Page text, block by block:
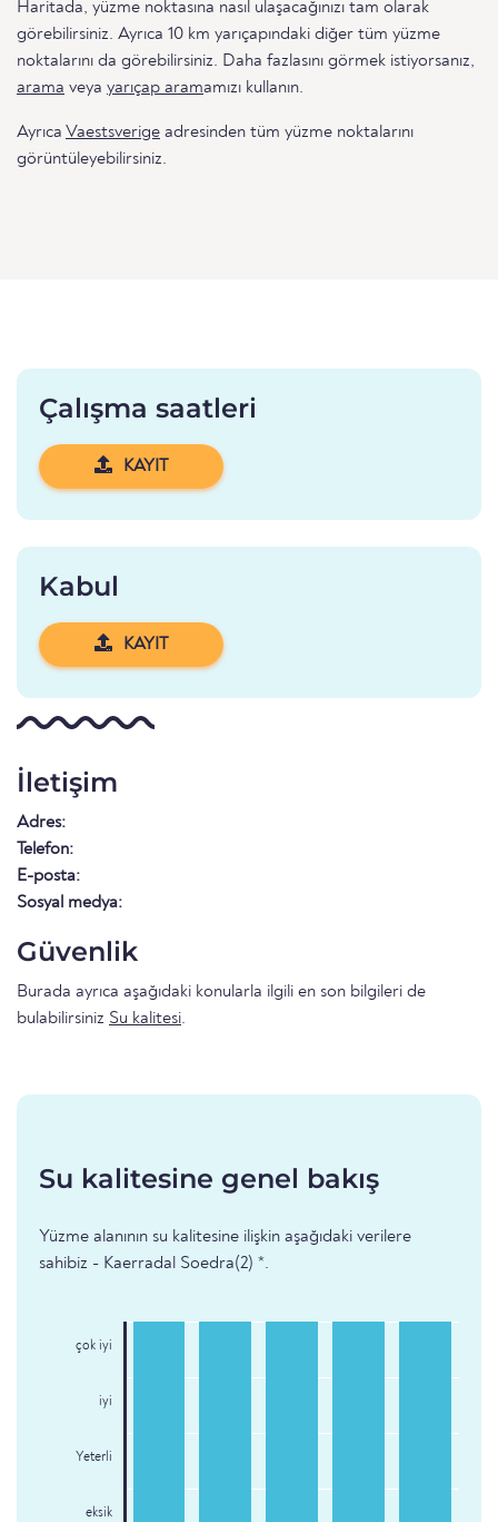
Haritada, yüzme noktasına nasıl ulaşacağınızı tam olarak
görebilirsiniz. Ayrıca 10 km yarıçapındaki diğer tüm yüzme
noktalarını da görebilirsiniz. Daha fazlasını görmek istiyorsanız,
arama veya yarıçap aramamızı kullanın.
Ayrıca Vaestsverige adresinden tüm yüzme noktalarını
görüntüleyebilirsiniz.
Çalışma saatleri
KAYIT
Kabul
KAYIT
İletişim
Adres:
Telefon:
E-posta:
Sosyal medya:
Güvenlik
Burada ayrıca aşağıdaki konularla ilgili en son bilgileri de
bulabilirsiniz Su kalitesi.
Su kalitesine genel bakış
Yüzme alanının su kalitesine ilişkin aşağıdaki verilere
sahibiz - Kaerradal Soedra(2) *.
çok iyi
iyi
Yeterli
eksik